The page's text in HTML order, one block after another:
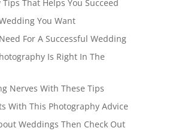
That Helps You Succeed
You Want
For A Successful Wedding
Is Right In The
Nerves With These Tips
With This Photography Advice
Weddings Then Check Out